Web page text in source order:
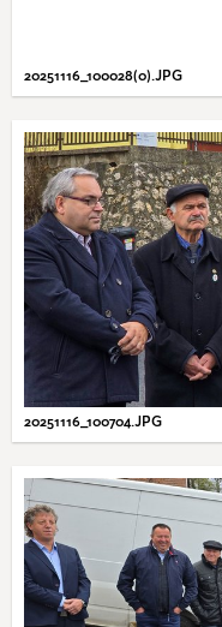
20251116_100028(0).JPG
20251116_100704.JPG